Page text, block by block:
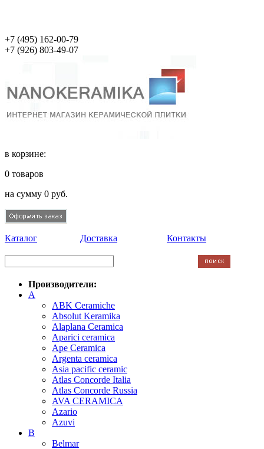
+7 (495) 162-00-79
+7 (926) 803-49-07
в корзине:
0 товаров
на сумму 0 руб.
Каталог Доставка Контакты
Производители:
A
ABK Ceramiche
Absolut Keramika
Alaplana Ceramica
Aparici ceramica
Ape Ceramica
Argenta ceramica
Asia pacific ceramic
Atlas Concorde Italia
Atlas Concorde Russia
AVA CERAMICA
Azario
Azuvi
B
Belmar